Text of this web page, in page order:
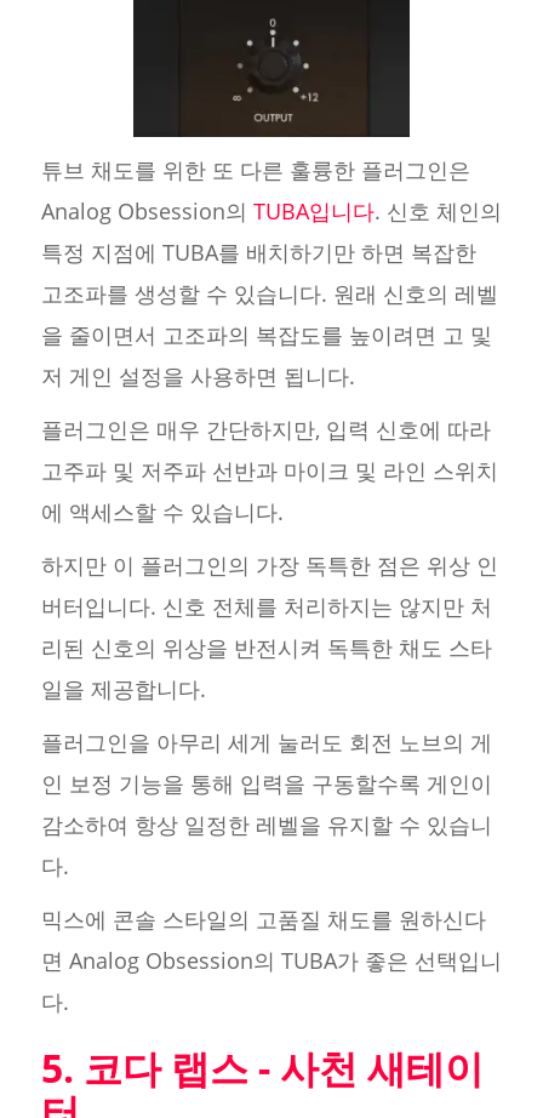
튜브 채도를 위한 또 다른 훌륭한 플러그인은
Analog Obsession의 TUBA입니다. 신호 체인의
특정 지점에 TUBA를 배치하기만 하면 복잡한
고조파를 생성할 수 있습니다. 원래 신호의 레벨
을 줄이면서 고조파의 복잡도를 높이려면 고 및
저 게인 설정을 사용하면 됩니다.
플러그인은 매우 간단하지만, 입력 신호에 따라
고주파 및 저주파 선반과 마이크 및 라인 스위치
에 액세스할 수 있습니다.
하지만 이 플러그인의 가장 독특한 점은 위상 인
버터입니다. 신호 전체를 처리하지는 않지만 처
리된 신호의 위상을 반전시켜 독특한 채도 스타
일을 제공합니다.
플러그인을 아무리 세게 눌러도 회전 노브의 게
인 보정 기능을 통해 입력을 구동할수록 게인이
감소하여 항상 일정한 레벨을 유지할 수 있습니
다.
믹스에 콘솔 스타일의 고품질 채도를 원하신다
면 Analog Obsession의 TUBA가 좋은 선택입니
다.
5. 코다 랩스 - 사천 새테이